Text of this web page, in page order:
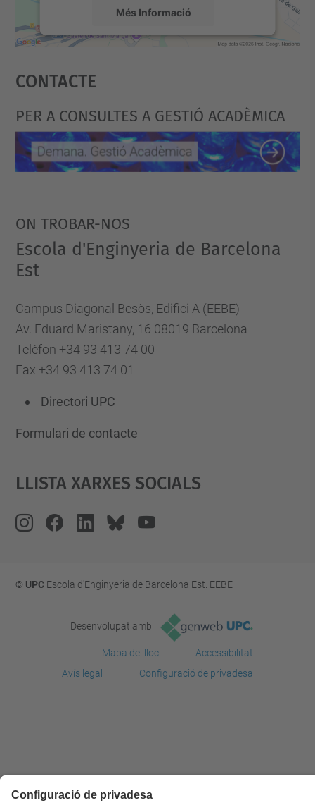
Més Informació
powered by
Contacte
PER A CONSULTES A GESTIÓ ACADÈMICA
ON TROBAR-NOS
Escola d'Enginyeria de Barcelona
Est
Campus Diagonal Besòs, Edifici A (EEBE)
Av. Eduard Maristany, 16 08019 Barcelona
Telèfon +34 93 413 74 00
Fax +34 93 413 74 01
Directori UPC
Formulari de contacte
Llista Xarxes Socials
© UPCEscola d'Enginyeria de Barcelona Est. EEBE
Desenvolupat amb
Mapa del lloc
Accessibilitat
Avís legal
Configuració de privadesa